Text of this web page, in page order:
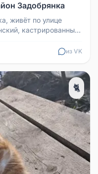
Задобрянка
живёт по улице
кастрированный.
из VK
🐈